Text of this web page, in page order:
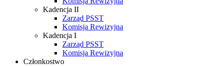
Kadencja II
Zarząd PSST
Komisja Rewizyjna
Kadencja I
Zarząd PSST
Komisja Rewizyjna
Członkostwo